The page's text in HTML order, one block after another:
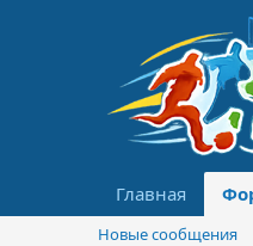
Главная
Новые сообщения